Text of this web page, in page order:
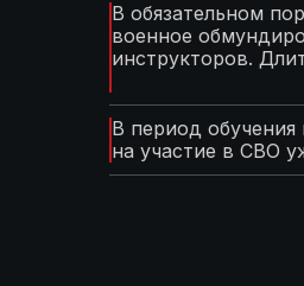
В обязательном
военное
инструкторов.
В период
на участие в СВО